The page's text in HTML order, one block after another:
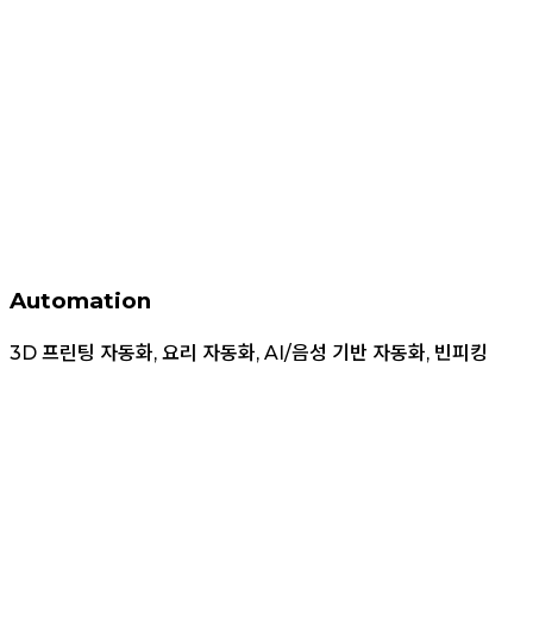
Automation
3D 프린팅 자동화, 요리 자동화, AI/음성 기반 자동화, 빈피킹